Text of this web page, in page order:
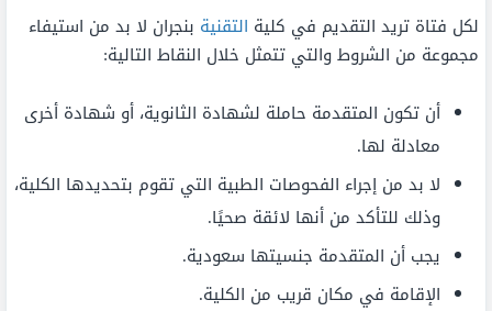
لكل فتاة تريد التقديم في كلية التقنية بنجران لا بد من استيفاء
مجموعة من الشروط والتي تتمثل خلال النقاط التالية:
أن تكون المتقدمة حاملة لشهادة الثانوية، أو شهادة أخرى
معادلة لها.
لا بد من إجراء الفحوصات الطبية التي تقوم بتحديدها الكلية،
وذلك للتأكد من أنها لائقة صحيًا.
يجب أن المتقدمة جنسيتها سعودية.
الإقامة في مكان قريب من الكلية.